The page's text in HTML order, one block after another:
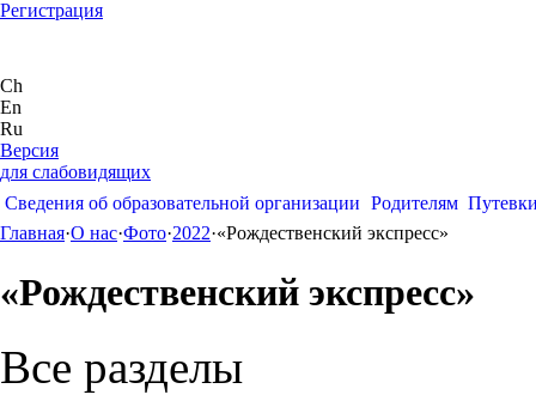
Регистрация
Ch
En
Ru
Версия
для слабовидящих
Сведения об образовательной организации Родителям
Главная·О нас·Фото·2022·«Рождественский экспресс»
«Рождественский экспресс»
Все разделы